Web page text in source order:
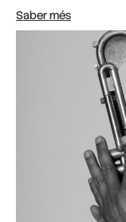
Saber més